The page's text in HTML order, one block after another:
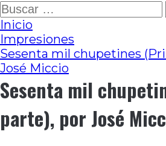
Ir
al
contenido
Buscar:
Inicio
Impresiones
Sesenta mil chupetines
José Miccio
Sesenta mil
parte), por José